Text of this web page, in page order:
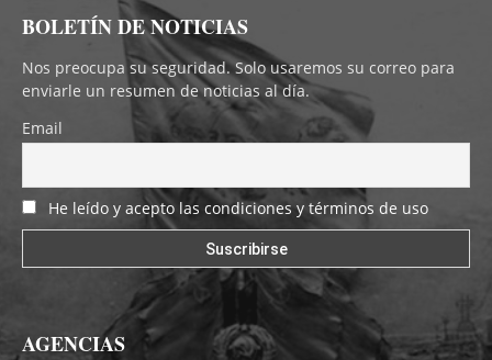
BOLETÍN DE NOTICIAS
Nos preocupa su seguridad. Solo usaremos su correo para
enviarle un resumen de noticias al día.
Email
He leído y acepto las condiciones y términos de uso
AGENCIAS